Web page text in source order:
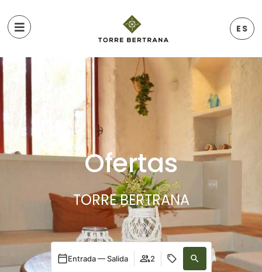
ES
Ofertas
TORRE BERTRANA
Entrada — Salida 2